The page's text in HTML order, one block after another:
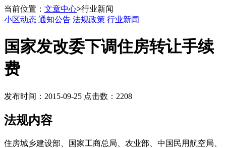
当前位置： 文章中心>行业新闻
小区动态 通知公告 法规政策 行业新闻
国家发改委下调住房转让手续
费
发布时间：2015-09-25 点击数：2208
法规内容
住房城乡建设部、国家工商总局、农业部、中国民用航空局、